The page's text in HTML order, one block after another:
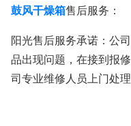
鼓风干燥箱售后服务：
阳光售后服务承诺：公
品出现问题，在接到报
司专业维修人员上门处理